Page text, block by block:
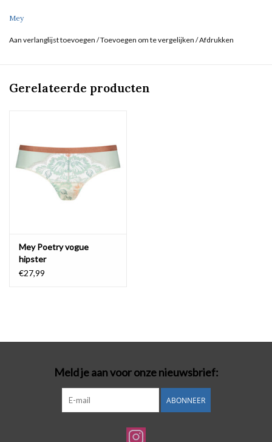
Mey
Aan verlanglijst toevoegen /Toevoegen om te vergelijken /Afdrukken
Gerelateerde producten
Mey Poetry vogue
hipster
€27,99
Meld je aan voor onze nieuwsbrief:
ABONNEER